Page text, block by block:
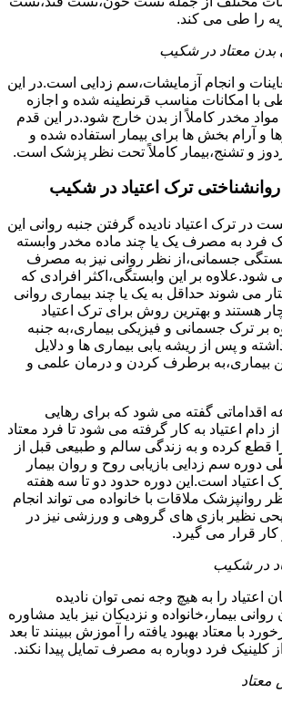
را طی می کند.
بدن معتاد در شکیب
و انجام آزمایشات،سم زدایی است.در این
با امکانات مناسب قرنطینه شده و اجازه
مخدر کاملاً از بدن خارج شود.در این قدم
و آرام بخش ها برای بیمار استفاده شده و
و تشنج،بیمار کاملاً تحت نظر پزشک است.
ترک اعتیاد در شکیب
در ترک اعتیاد نادیده گرفتن جنبه روانی این
فرد به مصرف یک یا چند ماده مخدر وابسته
جسمانی،از نظر روانی نیز به مصرف
شود.علاوه بر این وابستگی،اکثر افرادی که
می شوند حداقل به یک یا چند بیماری روانی
هستند و بهترین روش برای ترک اعتیاد
ترک جسمانی و فیزیکی بیماری،به جنبه
و پس از ریشه یابی بیماری ها و دلایل
بیماری،به برطرف کردن و درمان علمی و
اقداماتی گفته می شود که برای رهایی
دام اعتیاد به کار گرفته می شود تا فرد معتاد
کرده و به زندگی سالم و طبیعی قبل از
دوره سم زدایی بازیابی روح و روان بیمار
اعتیاد است.این دوره حدود دو تا سه هفته
ملاقات با خانواده می تواند انجام
نظیر بازی های گروهی و ورزشی نیز در
قرار می گیرد.
در شکیب
اعتیاد را به هیچ وجه نمی توان نادیده
بیمار،خانواده و نزدیکان نیز باید مشاوره
با معتاد بهبود یافته را آموزش ببینند تا بعد
کلینیک فرد دوباره به مصرف تمایل پیدا نکند.
معتاد